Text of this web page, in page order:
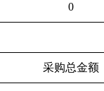
0
采购总金额